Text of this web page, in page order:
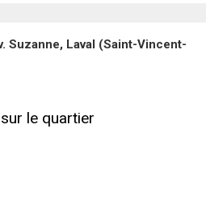
Suzanne, Laval (Saint-Vincent-
le quartier